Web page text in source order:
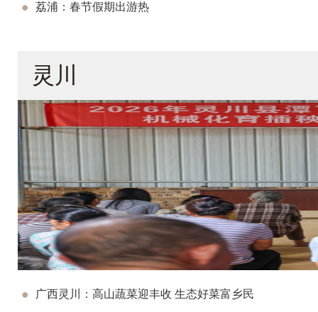
荔浦：春节假期出游热
灵川
广西灵川：高山蔬菜迎丰收 生态好菜富乡民